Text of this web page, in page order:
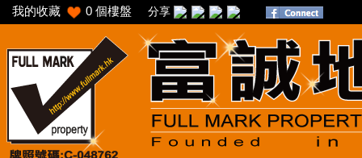
我的收藏 0 個樓盤 分享